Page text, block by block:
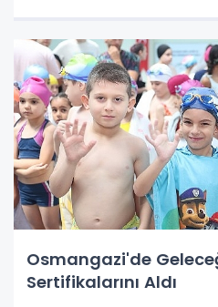
Osmangazi'de
Sertifikalarını Aldı